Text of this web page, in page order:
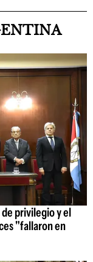
privilegio y el
"fallaron en